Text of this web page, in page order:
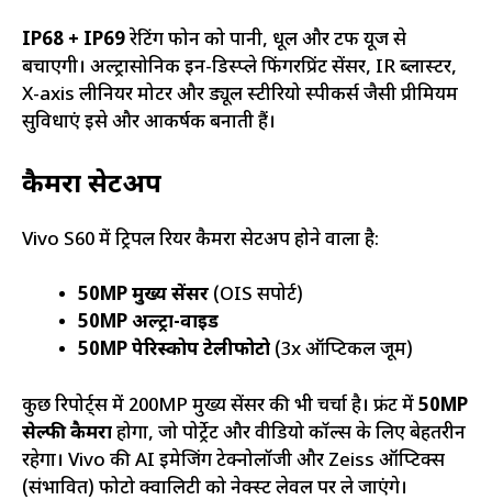
IP68 + IP69रेटिंग फोन को पानी, धूल और टफ यूज से
बचाएगी। अल्ट्रासोनिक इन-डिस्प्ले फिंगरप्रिंट सेंसर, IR ब्लास्टर,
X-axis लीनियर मोटर और ड्यूल स्टीरियो स्पीकर्स जैसी प्रीमियम
सुविधाएं इसे और आकर्षक बनाती हैं।
कैमरा सेटअप
Vivo S60 में ट्रिपल रियर कैमरा सेटअप होने वाला है:
50MP मुख्य सेंसर (OIS सपोर्ट)
50MP अल्ट्रा-वाइड
50MP पेरिस्कोप टेलीफोटो (3x ऑप्टिकल जूम)
कुछ रिपोर्ट्स में 200MP मुख्य सेंसर की भी चर्चा है। फ्रंट में50MP
सेल्फी कैमराहोगा, जो पोर्ट्रेट और वीडियो कॉल्स के लिए बेहतरीन
रहेगा। Vivo की AI इमेजिंग टेक्नोलॉजी और Zeiss ऑप्टिक्स
(संभावित) फोटो क्वालिटी को नेक्स्ट लेवल पर ले जाएंगे।